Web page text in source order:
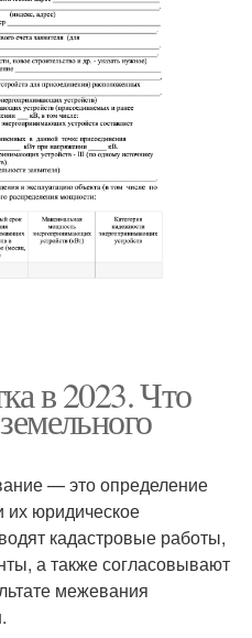
в 2023. Что
— это определение
их юридическое
кадастровые работы,
а также согласовывают
межевания